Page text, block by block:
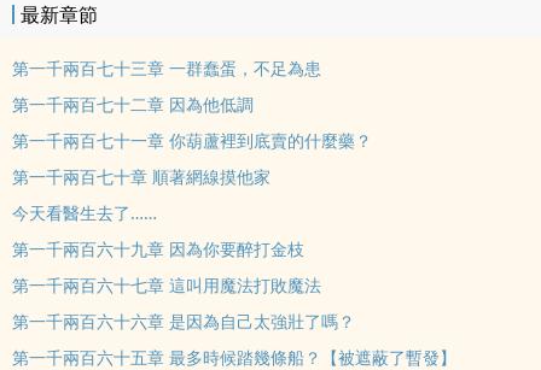
著四隻豬隊友凱蕊全場》。★☆★輕鬆搞笑，歡迎入坑★☆★≧◠◡◠≦
✌
最新章節
第一千兩百七十三章 一群蠢蛋，不足為患
第一千兩百七十二章 因為他低調
第一千兩百七十一章 你葫蘆裡到底賣的什麼藥？
第一千兩百七十章 順著網線摸他家
今天看醫生去了……
第一千兩百六十九章 因為你要醉打金枝
第一千兩百六十七章 這叫用魔法打敗魔法
第一千兩百六十六章 是因為自己太強壯了嗎？
第一千兩百六十五章 最多時候踏幾條船？【被遮蔽了暫發】